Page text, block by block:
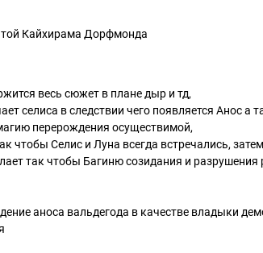
Кайхирама Дорфмонда
весь сюжет в плане дыр и тд,
селиса в следствии чего появляется Анос а
перерождения осуществимой,
чтобы Селис и Луна всегда встречались,
так чтобы Багиню созидания и
аноса вальдегода в качестве владыки